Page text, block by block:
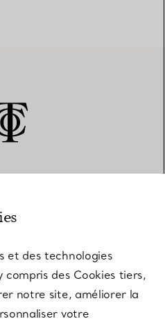
et des technologies
compris des Cookies tiers,
notre site, améliorer la
votre